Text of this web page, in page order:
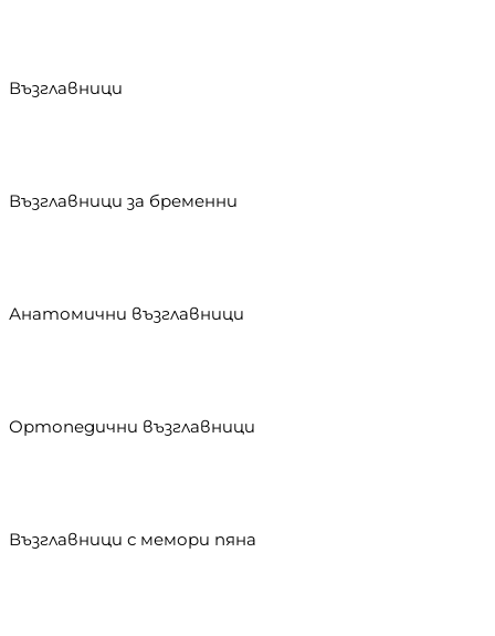
Възглавници
Възглавници за бременни
Анатомични възглавници
Ортопедични възглавници
Възглавници с мемори пяна